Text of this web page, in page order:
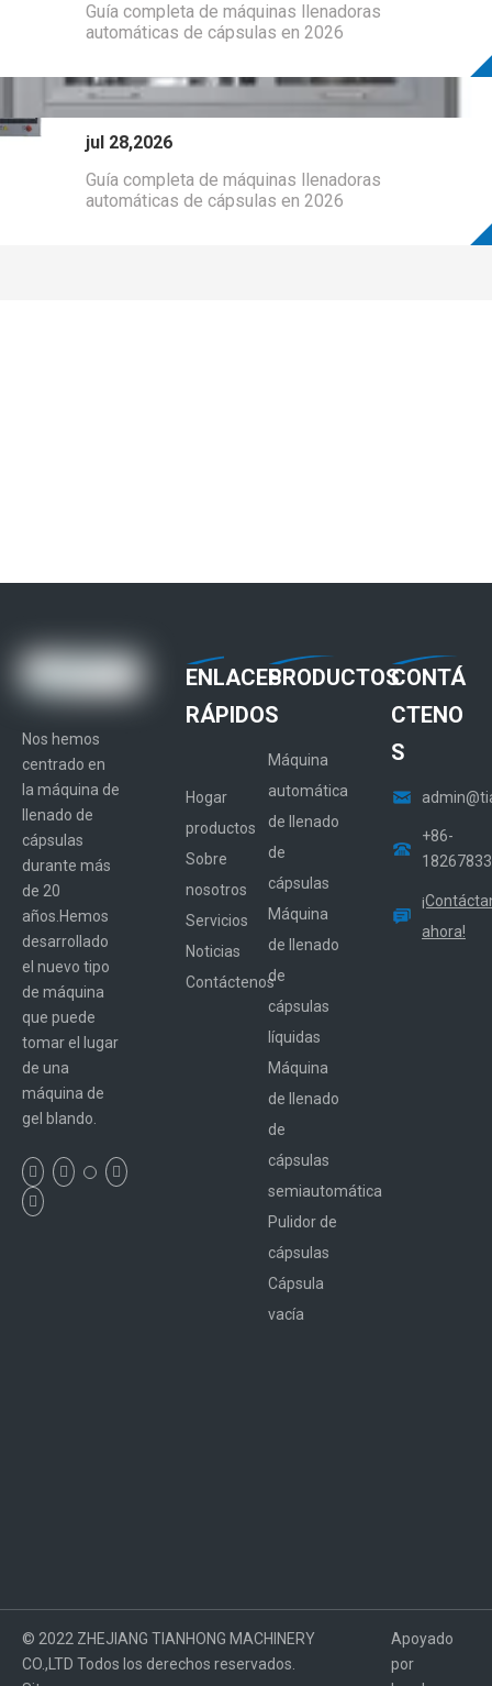
jul 28,2026
Llenado de cápsulas en polvo o
Guía completa de máquinas llenadoras
automáticas de cápsulas en 2026
jul 28,2026
Guía completa de máquinas llenadoras
automáticas de cápsulas en 2026
Nos hemos
centrado en
la máquina de
llenado de
cápsulas
durante más
de 20
años.Hemos
desarrollado
el nuevo tipo
de máquina
que puede
tomar el lugar
de una
máquina de
gel blando.
ENLACES
RÁPIDOS
Hogar
productos
Sobre
nosotros
Servicios
Noticias
Contáctenos
PRODUCTOS
Máquina
automática
de llenado
de
cápsulas
Máquina
de llenado
de
cápsulas
líquidas
Máquina
de llenado
de
cápsulas
semiautomática
Pulidor de
cápsulas
Cápsula
vacía
CONTÁ
CTENO
S
+86-
ahora!
© 2022 ZHEJIANG TIANHONG MACHINERY
CO.,LTD Todos los derechos reservados.
Apoyado
por